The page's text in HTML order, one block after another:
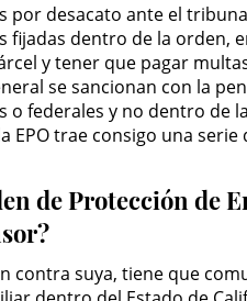
desacato ante el
dentro de la orden,
y tener que pagar
se sancionan con la
o federales y no dentro de
trae consigo una
de Protección de
contra suya, tiene que